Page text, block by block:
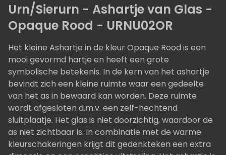
Urn/Sierurn - Ashartje van Glas -
Opaque Rood - URNU02OR
Het kleine Ashartje in de kleur Opaque Rood is een
mooi gevormd hartje en heeft een grote
symbolische betekenis. In de kern van het ashartje
bevindt zich een kleine ruimte waar een gedeelte
van het as in bewaard kan worden. Deze ruimte
wordt afgesloten d.m.v. een zelf-hechtend
sluitplaatje. Het glas is niet doorzichtig, waardoor de
as niet zichtbaar is. In combinatie met de warme
kleurschakeringen krijgt dit gedenkteken een extra